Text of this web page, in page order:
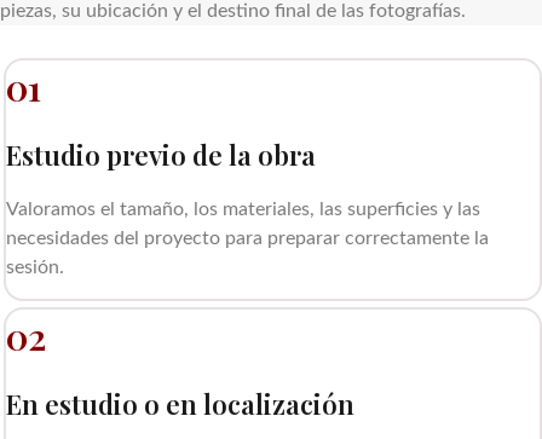
piezas, su ubicación y el destino final de las fotografías.
01
Estudio previo de la obra
Valoramos el tamaño, los materiales, las superficies y las
necesidades del proyecto para preparar correctamente la
sesión.
02
En estudio o en localización